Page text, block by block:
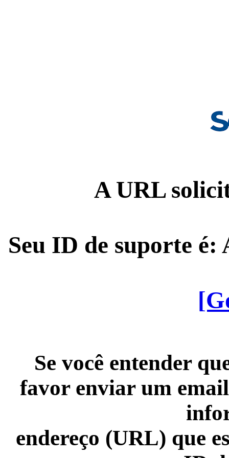
A URL
Seu ID de suporte é:
Se você entender
favor enviar um
endereço (URL) que